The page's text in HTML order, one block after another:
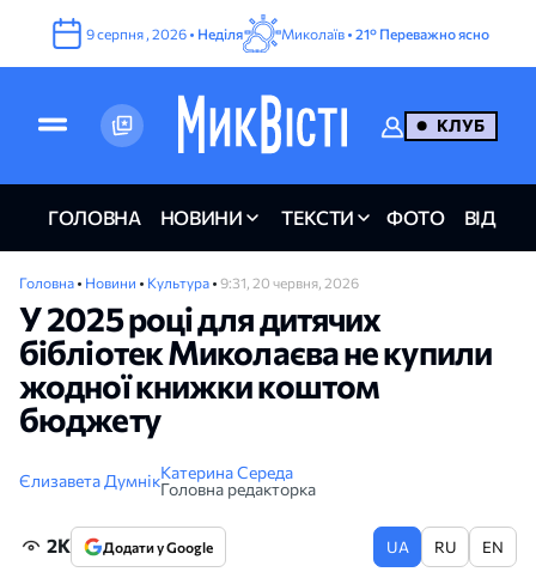
9серпня , 2026 • Неділя Миколаїв • 21° Переважно ясно
КЛУБ
ГОЛОВНА НОВИНИ ТЕКСТИ ФОТО ВІДЕО
Головна • Новини • Культура • 9:31, 20 червня, 2026
У 2025 році для дитячих
бібліотек Миколаєва не купили
жодної книжки коштом
бюджету
Єлизавета ДумнікКатерина Середа
Головна редакторка
2K Додати у Google UA RU EN